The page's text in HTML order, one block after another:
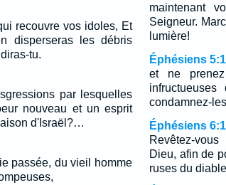
recouvre vos idoles, Et
disperseras les débris
tu.
par lesquelles
nouveau et un esprit
d'Israël?…
passée, du vieil homme
maintenant
Seigneur.
lumière!
Éphésiens
et ne
condamnez-
Éphésiens
Revêtez-
Dieu, afin de
ruses du